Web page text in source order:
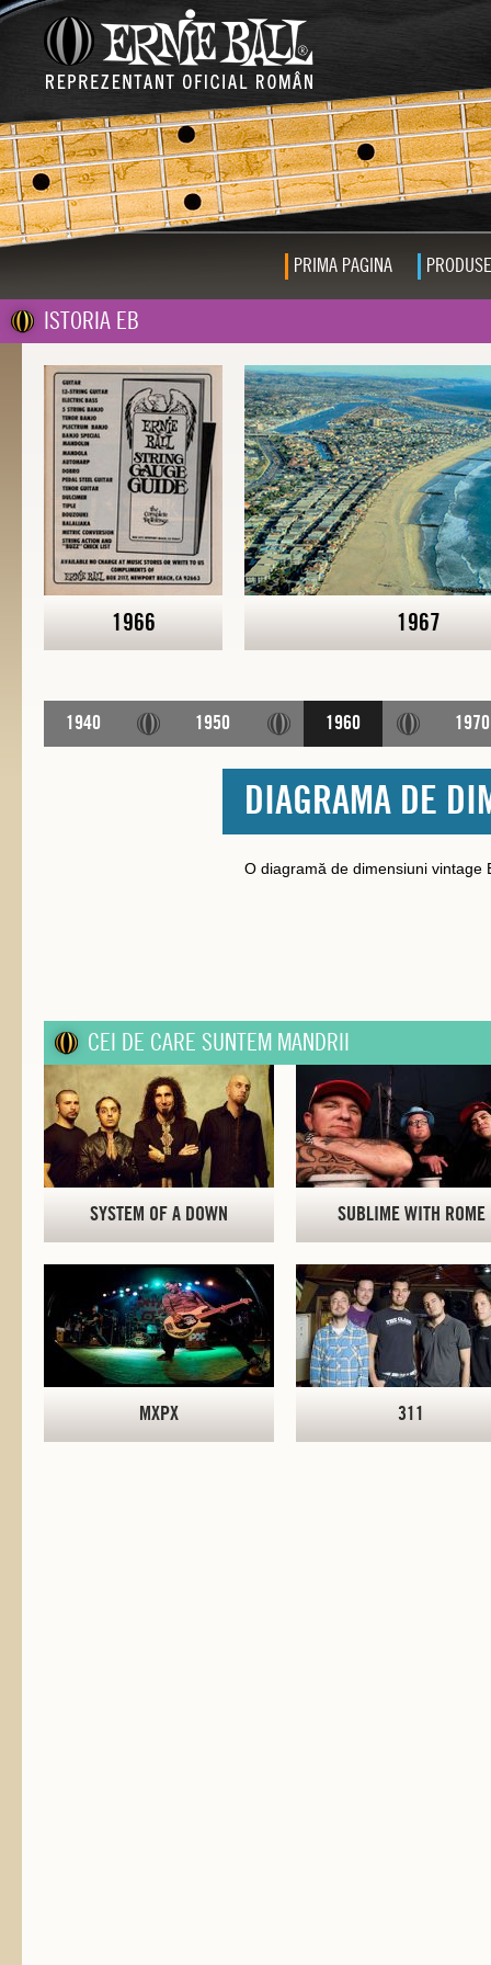
PRIMA PAGINA PRODUSE
ISTORIA EB
1966 1967
1940 1950 1960 1970
DIAGRAMA DE
O diagramă de dimensiuni vintage
CEI DE CARE SUNTEM MANDRII
SYSTEM OF A DOWN SUBLIME WITH ROME
MXPX 311